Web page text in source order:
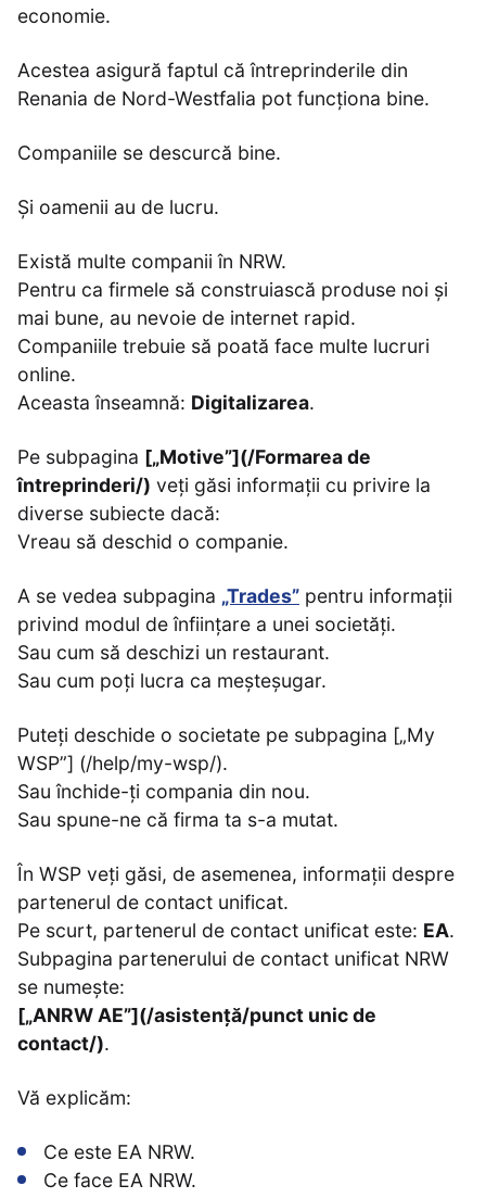
economie.
Acestea asigură faptul că întreprinderile din
Renania de Nord-Westfalia pot funcționa bine.
Companiile se descurcă bine.
Și oamenii au de lucru.
Există multe companii în NRW.
Pentru ca firmele să construiască produse noi și
mai bune, au nevoie de internet rapid.
Companiile trebuie să poată face multe lucruri
online.
Aceasta înseamnă: Digitalizarea.
Pe subpagina [„Motive”](/Formarea de
întreprinderi/) veți găsi informații cu privire la
diverse subiecte dacă:
Vreau să deschid o companie.
A se vedea subpagina „Trades” pentru informații
privind modul de înființare a unei societăți.
Sau cum să deschizi un restaurant.
Sau cum poți lucra ca meșteșugar.
Puteți deschide o societate pe subpagina [„My
WSP”] (/help/my-wsp/).
Sau închide-ți compania din nou.
Sau spune-ne că firma ta s-a mutat.
În WSP veți găsi, de asemenea, informații despre
partenerul de contact unificat.
Pe scurt, partenerul de contact unificat este: EA.
Subpagina partenerului de contact unificat NRW
se numește:
[„ANRW AE”](/asistență/punct unic de
contact/).
Vă explicăm:
Ce este EA NRW.
Ce face EA NRW.